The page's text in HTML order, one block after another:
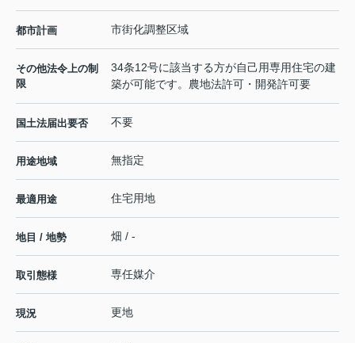
都市計画 市街化調整区域
その他法令上の制
限
34条12号に該当する方が自己用専用住宅の建
築が可能です。農地法許可・開発許可要
国土法届出要否 不要
用途地域 無指定
最適用途 住宅用地
地目 / 地勢 畑 / -
取引態様 専任媒介
現況 更地